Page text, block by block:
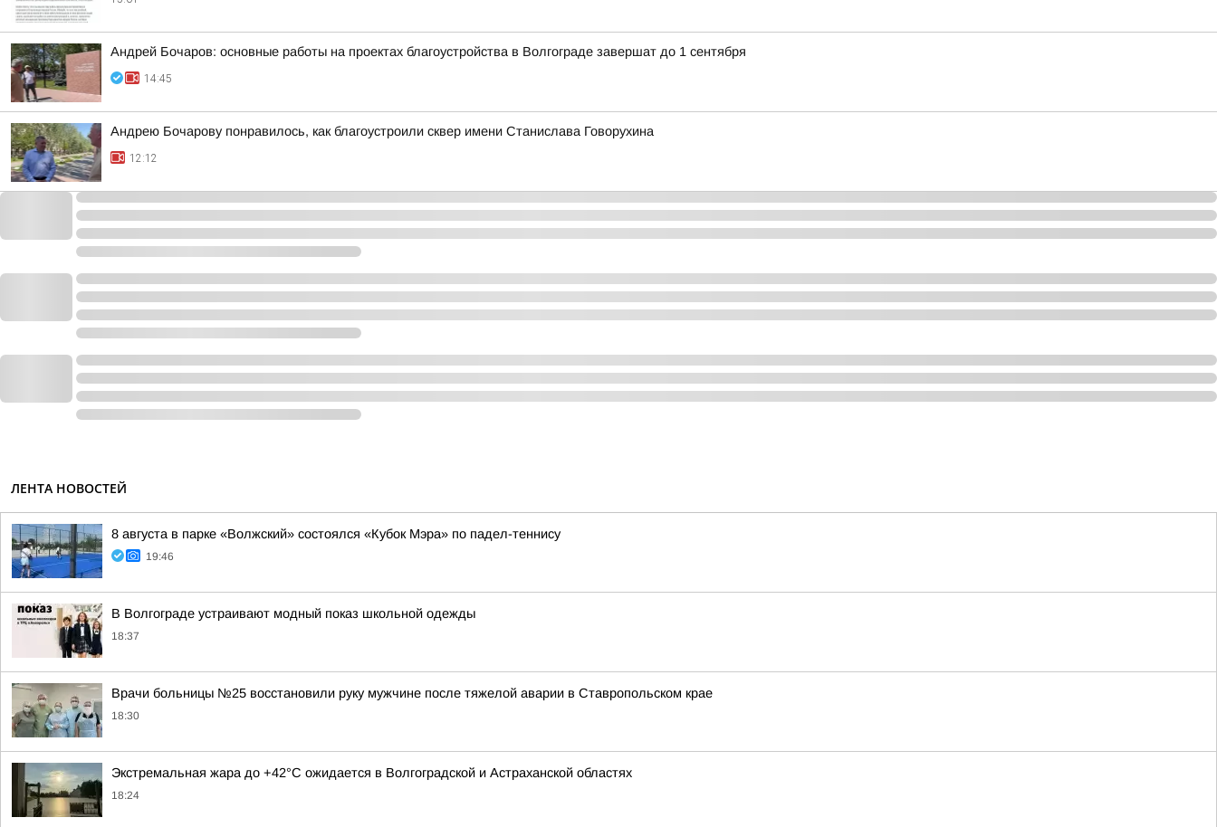
Андрей Бочаров: основные работы на проектах благоустройства в Волгограде завершат до 1 сентября
14:45
Андрею Бочарову понравилось, как благоустроили сквер имени Станислава Говорухина
12:12
ЛЕНТА НОВОСТЕЙ
8 августа в парке «Волжский» состоялся «Кубок Мэра» по падел-теннису
19:46
В Волгограде устраивают модный показ школьной одежды
18:37
Врачи больницы №25 восстановили руку мужчине после тяжелой аварии в Ставропольском крае
18:30
Экстремальная жара до +42°C ожидается в Волгоградской и Астраханской областях
18:24